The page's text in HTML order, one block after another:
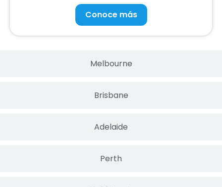
Melbourne
Brisbane
Adelaide
Perth
Conoce más